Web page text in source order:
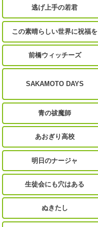
逃げ上手の若君
この素晴らしい世界に祝福を
前橋ウィッチーズ
SAKAMOTO DAYS
青の祓魔師
あおぎり高校
明日のナージャ
生徒会にも穴はある
ぬきたし